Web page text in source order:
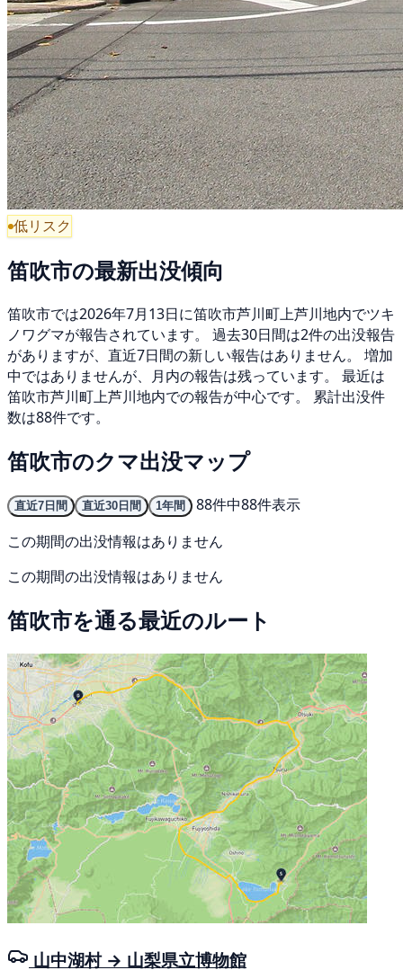
低リスク
笛吹市の最新出没傾向
笛吹市では2026年7月13日に笛吹市芦川町上芦川地内でツキ
ノワグマが報告されています。 過去30日間は2件の出没報告
がありますが、直近7日間の新しい報告はありません。 増加
中ではありませんが、月内の報告は残っています。 最近は
笛吹市芦川町上芦川地内での報告が中心です。 累計出没件
数は88件です。
笛吹市のクマ出没マップ
直近7日間 直近30日間 1年間
88件中88件表示
この期間の出没情報はありません
この期間の出没情報はありません
笛吹市を通る最近のルート
山中湖村 → 山梨県立博物館